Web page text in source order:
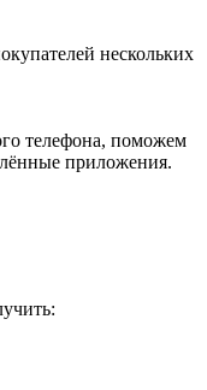
нескольких
телефона, поможем
приложения.